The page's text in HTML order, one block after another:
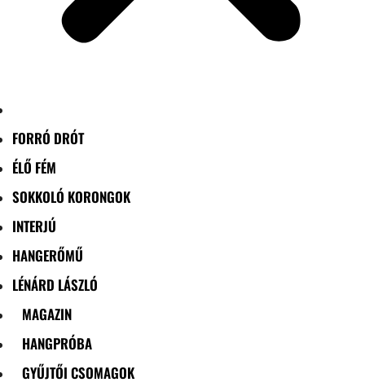
FORRÓ DRÓT
ÉLŐ FÉM
SOKKOLÓ KORONGOK
INTERJÚ
HANGERŐMŰ
LÉNÁRD LÁSZLÓ
MAGAZIN
HANGPRÓBA
GYŰJTŐI CSOMAGOK